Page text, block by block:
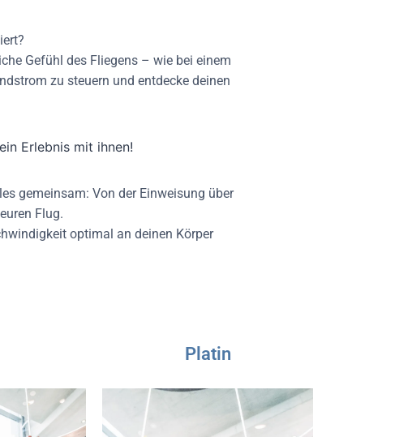
Gefühl des Fliegens – wie bei einem
zu steuern und entdecke deinen
Erlebnis mit ihnen!
gemeinsam: Von der Einweisung über
Flug.
optimal an deinen Körper
Platin